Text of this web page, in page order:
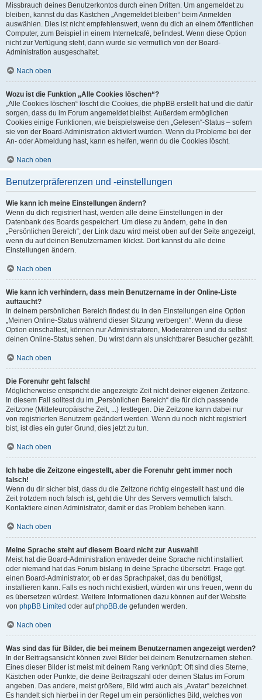
Missbrauch deines Benutzerkontos durch einen Dritten. Um angemeldet zu
bleiben, kannst du das Kästchen „Angemeldet bleiben“ beim Anmelden
auswählen. Dies ist nicht empfehlenswert, wenn du dich an einem öffentlichen
Computer, zum Beispiel in einem Internetcafé, befindest. Wenn diese Option
nicht zur Verfügung steht, dann wurde sie vermutlich von der Board-
Administration ausgeschaltet.
Nach oben
Wozu ist die Funktion „Alle Cookies löschen“?
„Alle Cookies löschen“ löscht die Cookies, die phpBB erstellt hat und die dafür
sorgen, dass du im Forum angemeldet bleibst. Außerdem ermöglichen
Cookies einige Funktionen, wie beispielsweise den „Gelesen“-Status – sofern
sie von der Board-Administration aktiviert wurden. Wenn du Probleme bei der
An- oder Abmeldung hast, kann es helfen, wenn du die Cookies löscht.
Nach oben
Benutzerpräferenzen und -einstellungen
Wie kann ich meine Einstellungen ändern?
Wenn du dich registriert hast, werden alle deine Einstellungen in der
Datenbank des Boards gespeichert. Um diese zu ändern, gehe in den
„Persönlichen Bereich“; der Link dazu wird meist oben auf der Seite angezeigt,
wenn du auf deinen Benutzernamen klickst. Dort kannst du alle deine
Einstellungen ändern.
Nach oben
Wie kann ich verhindern, dass mein Benutzername in der Online-Liste
auftaucht?
In deinem persönlichen Bereich findest du in den Einstellungen eine Option
„Meinen Online-Status während dieser Sitzung verbergen“. Wenn du diese
Option einschaltest, können nur Administratoren, Moderatoren und du selbst
deinen Online-Status sehen. Du wirst dann als unsichtbarer Besucher gezählt.
Nach oben
Die Forenuhr geht falsch!
Möglicherweise entspricht die angezeigte Zeit nicht deiner eigenen Zeitzone.
In diesem Fall solltest du im „Persönlichen Bereich“ die für dich passende
Zeitzone (Mitteleuropäische Zeit, ...) festlegen. Die Zeitzone kann dabei nur
von registrierten Benutzern geändert werden. Wenn du noch nicht registriert
bist, ist dies ein guter Grund, dies jetzt zu tun.
Nach oben
Ich habe die Zeitzone eingestellt, aber die Forenuhr geht immer noch
falsch!
Wenn du dir sicher bist, dass du die Zeitzone richtig eingestellt hast und die
Zeit trotzdem noch falsch ist, geht die Uhr des Servers vermutlich falsch.
Kontaktiere einen Administrator, damit er das Problem beheben kann.
Nach oben
Meine Sprache steht auf diesem Board nicht zur Auswahl!
Meist hat die Board-Administration entweder deine Sprache nicht installiert
oder niemand hat das Forum bislang in deine Sprache übersetzt. Frage ggf.
einen Board-Administrator, ob er das Sprachpaket, das du benötigst,
installieren kann. Falls es noch nicht existiert, würden wir uns freuen, wenn du
es übersetzen würdest. Weitere Informationen dazu können auf der Website
von phpBB Limited oder aufphpBB.de gefunden werden.
Nach oben
Was sind das für Bilder, die bei meinem Benutzernamen angezeigt werden?
In der Beitragsansicht können zwei Bilder bei deinem Benutzernamen stehen.
Eines dieser Bilder ist meist mit deinem Rang verknüpft: Oft sind dies Sterne,
Kästchen oder Punkte, die deine Beitragszahl oder deinen Status im Forum
angeben. Das andere, meist größere, Bild wird auch als „Avatar“ bezeichnet.
Es handelt sich hierbei in der Regel um ein persönliches Bild, welches von